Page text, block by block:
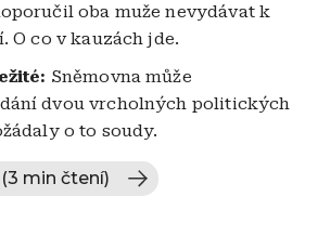
oba muže nevydávat k
O co v kauzách jde.
Sněmovna může
dvou vrcholných politických
o to soudy.
min čtení)